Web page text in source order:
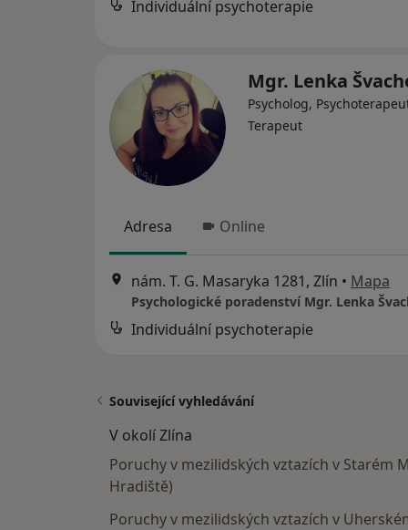
Individuální psychoterapie
Mgr. Lenka
Psycholog,
Terapeut
Adresa Online
nám. T. G. Masaryka 1281, Zlín • Mapa
Individuální psychoterapie
Související vyhledávání
V okolí Zlína
Poruchy v mezilidských vztazích v Starém
Hradiště)
Poruchy v mezilidských vztazích v